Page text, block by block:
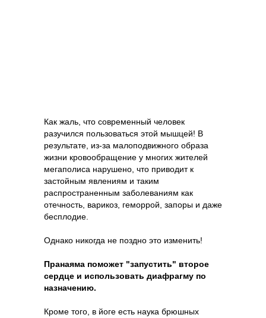
Как жаль, что современный человек
разучился пользоваться этой мышцей! В
результате, из-за малоподвижного образа
жизни кровообращение у многих жителей
мегаполиса нарушено, что приводит к
застойным явлениям и таким
распространенным заболеваниям как
отечность, варикоз, геморрой, запоры и даже
бесплодие.
Однако никогда не поздно это изменить!
Пранаяма поможет "запустить" второе
сердце и использовать диафрагму по
назначению.
Кроме того, в йоге есть наука брюшных